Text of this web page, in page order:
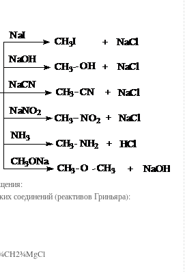
соединений (реактивов Гриньяра):